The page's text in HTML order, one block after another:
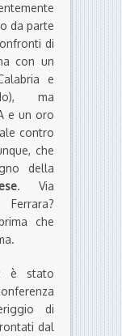
da parte
di
con un
e
ma
e un oro
contro
che
della
. Via
che
è stato
di
dal